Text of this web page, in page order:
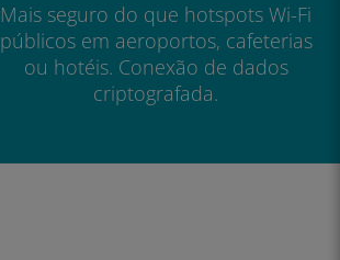
Mais seguro do que hotspots Wi-Fi
públicos em aeroportos, cafeterias
ou hotéis. Conexão de dados
criptografada.